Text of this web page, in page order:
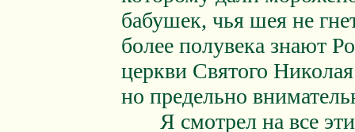
бабушек, чья шея не
более полувека знают
церкви Святого
но предельно
Я смотрел на все эти